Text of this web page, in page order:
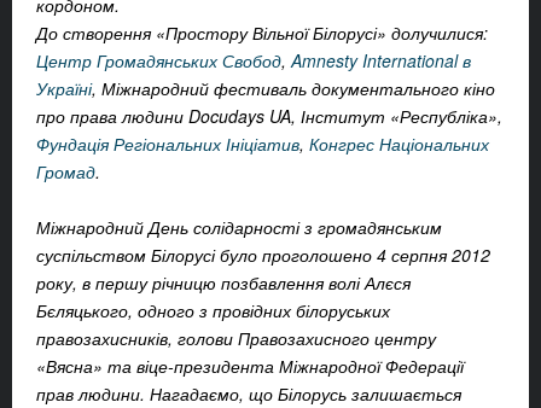
кордоном.
До створення «Простору Вільної Білорусі» долучилися:
Центр Громадянських Свобод,Amnesty International в
Україні, Міжнародний фестиваль документального кіно
про права людини Docudays UA, Інститут «Республіка»,
Фундація Регіональних Ініціатив, Конгрес Національних
Громад.
Міжнародний День солідарності з громадянським
суспільством Білорусі було проголошено 4 серпня 2012
року, в першу річницю позбавлення волі Алєся
Бєляцького, одного з провідних білоруських
правозахисників, голови Правозахисного центру
«Вясна» та віце-президента Міжнародної Федерації
прав людини. Нагадаємо, що Білорусь залишається